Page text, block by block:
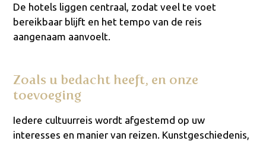
De hotels liggen centraal, zodat veel te voet
bereikbaar blijft en het tempo van de reis
aangenaam aanvoelt.
Zoals u bedacht heeft, en onze
toevoeging
Iedere cultuurreis wordt afgestemd op uw
interesses en manier van reizen. Kunstgeschiedenis,